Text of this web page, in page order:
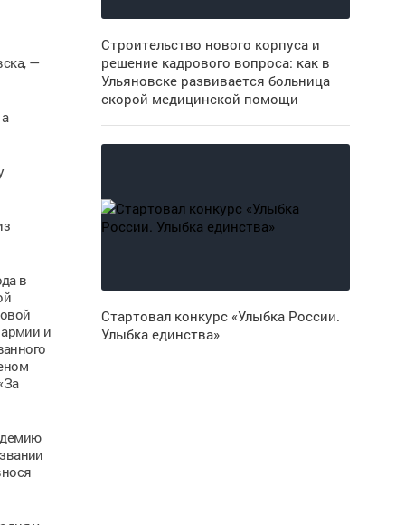
—
в
и
Строительство нового корпуса и
решение кадрового вопроса: как в
Ульяновске развивается больница
скорой медицинской помощи
Стартовал конкурс «Улыбка России.
Улыбка единства»